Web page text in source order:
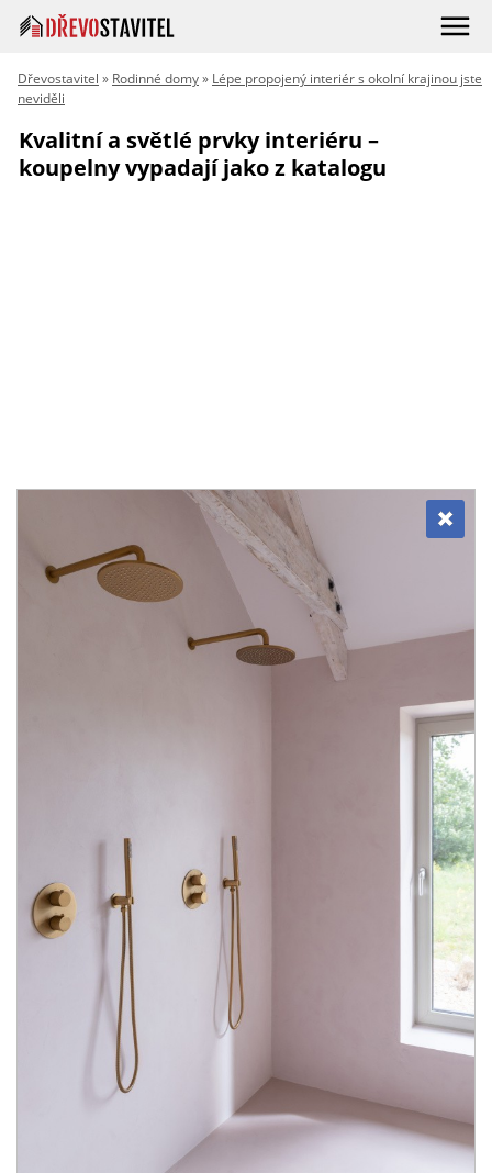
Dřevostavitel » Rodinné domy» Lépe propojený interiér s okolní krajinou jste
neviděli
Kvalitní a světlé prvky interiéru –
koupelny vypadají jako z katalogu